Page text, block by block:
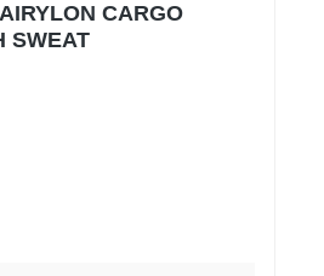
CARGO
SWEAT